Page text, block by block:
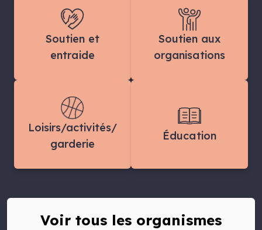
Soutien et
entraide
Soutien aux
organisations
Loisirs/activités/
garderie
Éducation
Voir tous les organismes